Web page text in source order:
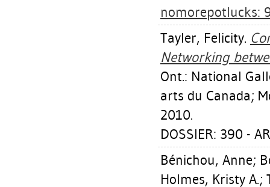
nomorepotlucks:
Tayler, Felicity.
Networking
Ont.: National
arts du Canada;
2010.
DOSSIER: 390 -
Bénichou, Anne;
Holmes, Kristy A.;